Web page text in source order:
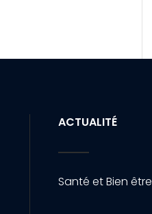
ACTUALITÉ
Santé et Bien être